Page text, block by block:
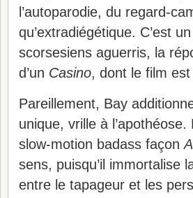
l’autoparodie, du regard-
qu’extradiégétique. C’est
scorsesiens aguerris, la
d’un Casino, dont le film
Pareillement, Bay
unique, vrille à
slow-motion badass façon
sens, puisqu’il immortalise
entre le tapageur et les